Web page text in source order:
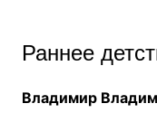
Раннее
Владимир